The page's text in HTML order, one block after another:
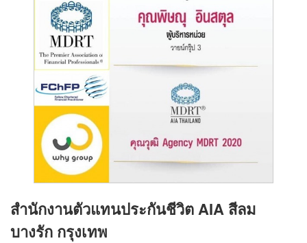
สำนักงานตัวแทนประกันชีวิต AIA สีลม
บางรัก กรุงเทพ